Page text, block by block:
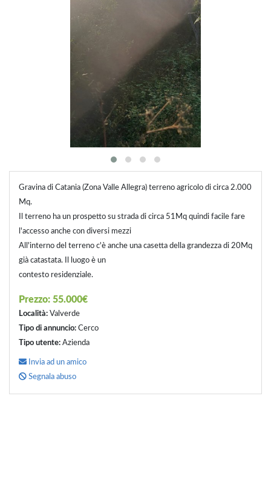
Gravina di Catania (Zona Valle Allegra) terreno agricolo di circa 2.000
Mq.
Il terreno ha un prospetto su strada di circa 51Mq quindi facile fare
l'accesso anche con diversi mezzi
All'interno del terreno c'è anche una casetta della grandezza di 20Mq
già catastata. Il luogo è un
contesto residenziale.
Prezzo: 55.000€
Località: Valverde
Tipo di annuncio: Cerco
Tipo utente: Azienda
Invia ad un amico
Segnala abuso